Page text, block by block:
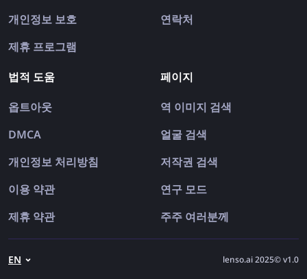
개인정보 보호
제휴 프로그램
연락처
법적 도움
옵트아웃
DMCA
개인정보 처리방침
이용 약관
제휴 약관
페이지
역 이미지 검색
얼굴 검색
저작권 검색
연구 모드
주주 여러분께
EN lenso.ai 2025© v1.0